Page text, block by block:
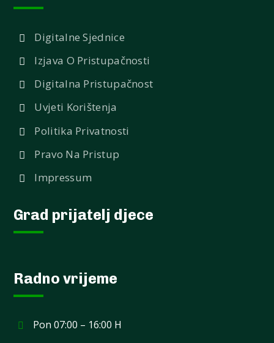
Digitalne Sjednice
Izjava O Pristupačnosti
Digitalna Pristupačnost
Uvjeti Korištenja
Politika Privatnosti
Pravo Na Pristup
Impressum
Grad prijatelj djece
Radno vrijeme
Pon 07:00 – 16:00 H